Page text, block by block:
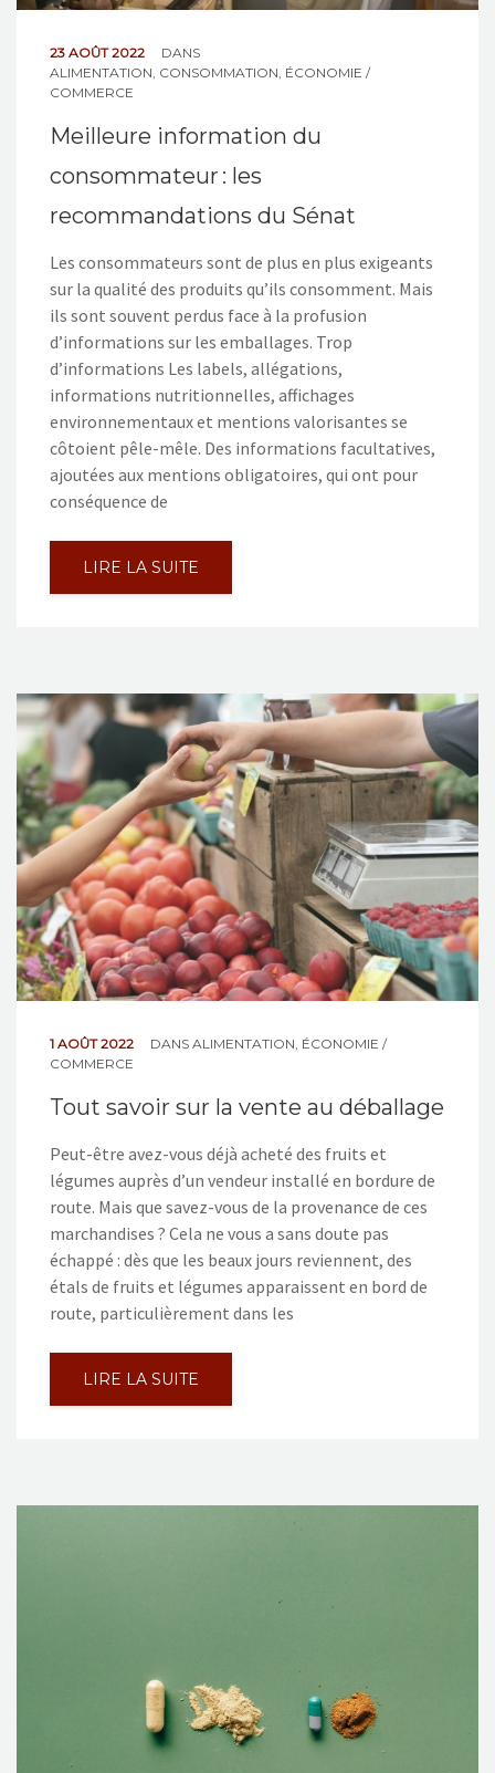
23 AOÛT 2022
DANS
ALIMENTATION CONSOMMATION ÉCONOMIE /
COMMERCE
Meilleure information du
consommateur : les
recommandations du Sénat
Les consommateurs sont de plus en plus exigeants
sur la qualité des produits qu’ils consomment. Mais
ils sont souvent perdus face à la profusion
d’informations sur les emballages. Trop
d’informations Les labels, allégations,
informations nutritionnelles, affichages
environnementaux et mentions valorisantes se
côtoient pêle-mêle. Des informations facultatives,
ajoutées aux mentions obligatoires, qui ont pour
conséquence de
LIRE LA SUITE
1 AOÛT 2022 DANS ALIMENTATION, ÉCONOMIE /
COMMERCE
Tout savoir sur la vente au déballage
Peut-être avez-vous déjà acheté des fruits et
légumes auprès d’un vendeur installé en bordure de
route. Mais que savez-vous de la provenance de ces
marchandises ? Cela ne vous a sans doute pas
échappé : dès que les beaux jours reviennent, des
étals de fruits et légumes apparaissent en bord de
route, particulièrement dans les
LIRE LA SUITE